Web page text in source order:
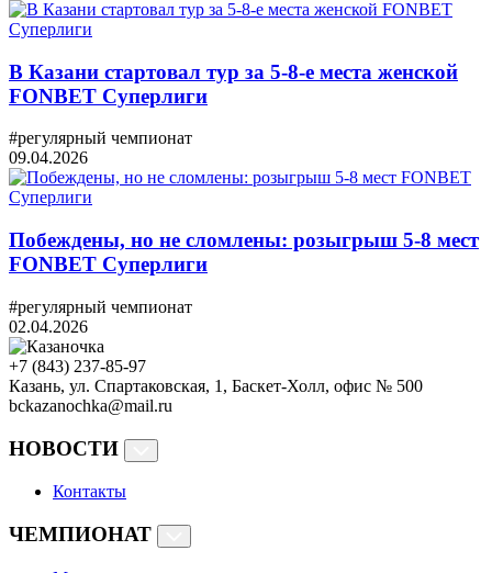
В Казани стартовал тур за 5-8-е места женской
FONBET Суперлиги
#регулярный чемпионат
09.04.2026
Побеждены, но не сломлены: розыгрыш 5-8 мест
FONBET Суперлиги
#регулярный чемпионат
02.04.2026
+7 (843) 237-85-97
Казань, ул. Спартаковская, 1, Баскет-Холл, офис № 500
bckazanochka@mail.ru
НОВОСТИ
Контакты
ЧЕМПИОНАТ